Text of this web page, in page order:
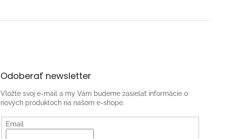
Odoberať newsletter
Vložte svoj e-mail a my Vám budeme zasielať informácie o
nových produktoch na našom e-shope.
Email